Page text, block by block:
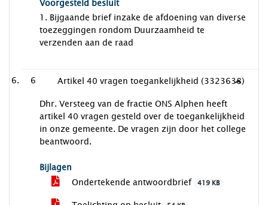
Voorgesteld besluit
1. Bijgaande brief inzake de afdoening van diverse
toezeggingen rondom Duurzaamheid te
verzenden aan de raad
6
Artikel 40 vragen toegankelijkheid (3323638)
Dhr. Versteeg van de fractie ONS Alphen heeft
artikel 40 vragen gesteld over de toegankelijkheid
in onze gemeente. De vragen zijn door het college
beantwoord.
Bijlagen
Ondertekende antwoordbrief 419 KB